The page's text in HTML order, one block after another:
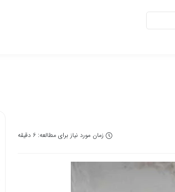
زمان مورد نیاز برای مطالعه: 6 دقیقه